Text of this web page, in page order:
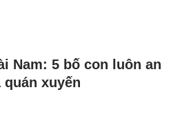
Nam: 5 bố con luôn an
xuyến